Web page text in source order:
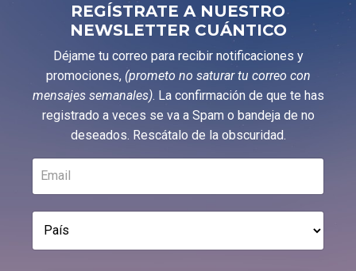
REGÍSTRATE A NUESTRO
NEWSLETTER CUÁNTICO
Déjame tu correo para recibir notificaciones y
promociones, (prometo no saturar tu correo con
mensajes semanales). La confirmación de que te has
registrado a veces se va a Spam o bandeja de no
deseados. Rescátalo de la obscuridad.